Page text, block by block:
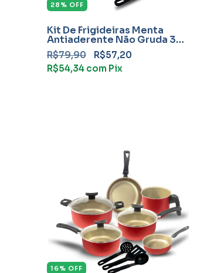
28 % OFF
Kit De Frigideiras Menta
Antiaderente Não Gruda 3
Peças Teflon
R$79,90
R$57,20
R$54,34 com Pix
16% OFF